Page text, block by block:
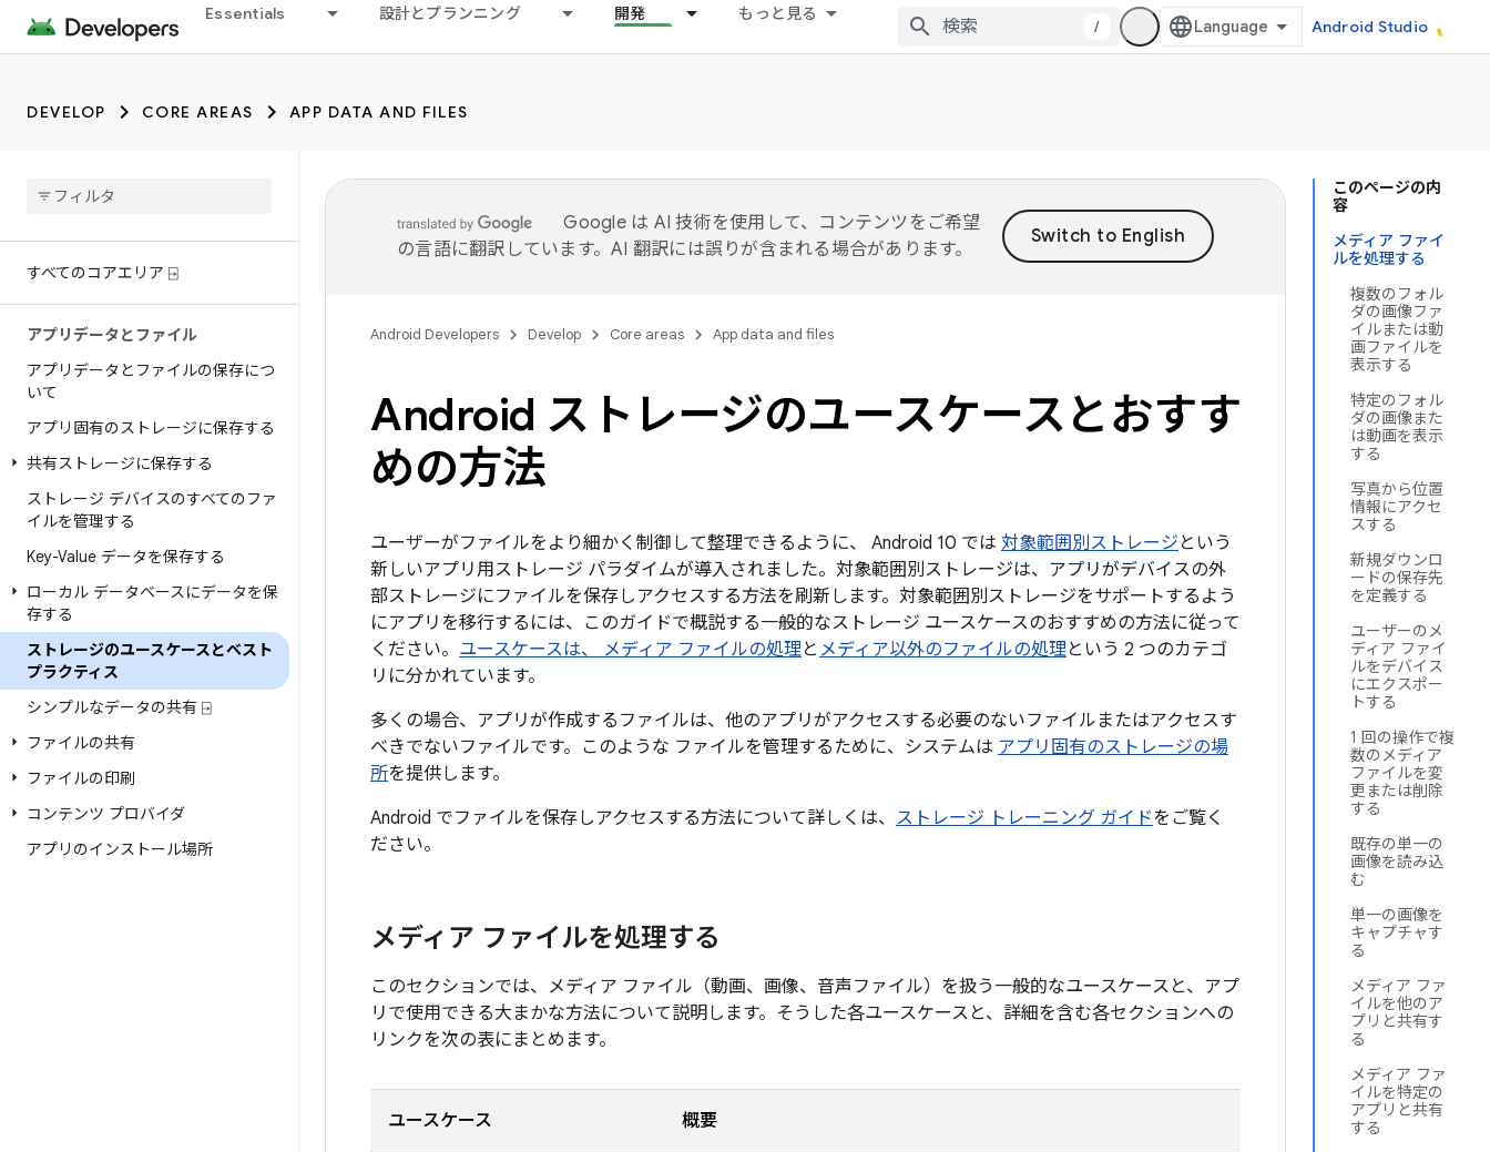
Essentials 設計とプランニング 開発 もっと見る
/ Android Studio
DEVELOP CORE AREAS APP DATA AND FILES
すべてのコアエリア ⍈
アプリデータとファイル
アプリデータとファイルの保存につ
いて
アプリ固有のストレージに保存する
共有ストレージに保存する
ストレージ デバイスのすべてのファ
イルを管理する
Key-Value データを保存する
ローカル データベースにデータを保
存する
ストレージのユースケースとベスト
プラクティス
シンプルなデータの共有 ⍈
ファイルの共有
ファイルの印刷
コンテンツ プロバイダ
アプリのインストール場所
このページの内
容
メディア ファイ
ルを処理する
複数のフォル
ダの画像ファ
イルまたは動
画ファイルを
表示する
特定のフォル
ダの画像また
は動画を表示
する
写真から位置
情報にアクセ
スする
新規ダウンロ
ードの保存先
を定義する
ユーザーのメ
ディア ファイ
ルをデバイス
にエクスポー
トする
1 回の操作で複
数のメディア
ファイルを変
更または削除
する
既存の単一の
画像を読み込
む
単一の画像を
キャプチャす
る
メディア ファ
イルを他のア
プリと共有す
る
メディア ファ
イルを特定の
アプリと共有
する
Google は AI 技術を使用して、コンテンツをご希望
の言語に翻訳しています。AI 翻訳には誤りが含まれる場合があります。
Android Developers Develop Core areas App data and files
Android ストレージのユースケースとおすす
めの方法
ユーザーがファイルをより細かく制御して整理できるように、 Android 10 では 対象範囲別ストレージ という
新しいアプリ用ストレージ パラダイムが導入されました。対象範囲別ストレージは、アプリがデバイスの外
部ストレージにファイルを保存しアクセスする方法を刷新します。対象範囲別ストレージをサポートするよう
にアプリを移行するには、このガイドで概説する一般的なストレージ ユースケースのおすすめの方法に従って
ください。 ユースケースは、 メディア ファイルの処理と メディア以外のファイルの処理という 2 つのカテゴ
リに分かれています。
多くの場合、アプリが作成するファイルは、他のアプリがアクセスする必要のないファイルまたはアクセスす
べきでないファイルです。このような ファイルを管理するために、システムは アプリ固有のストレージの場
所を提供します。
Android でファイルを保存しアクセスする方法について詳しくは、 ストレージ トレーニング ガイドをご覧く
ださい。
メディア ファイルを処理する
このセクションでは、メディア ファイル（動画、画像、音声ファイル）を扱う一般的なユースケースと、アプ
リで使用できる大まかな方法について説明します。そうした各ユースケースと、詳細を含む各セクションへの
リンクを次の表にまとめます。
ユースケース 概要